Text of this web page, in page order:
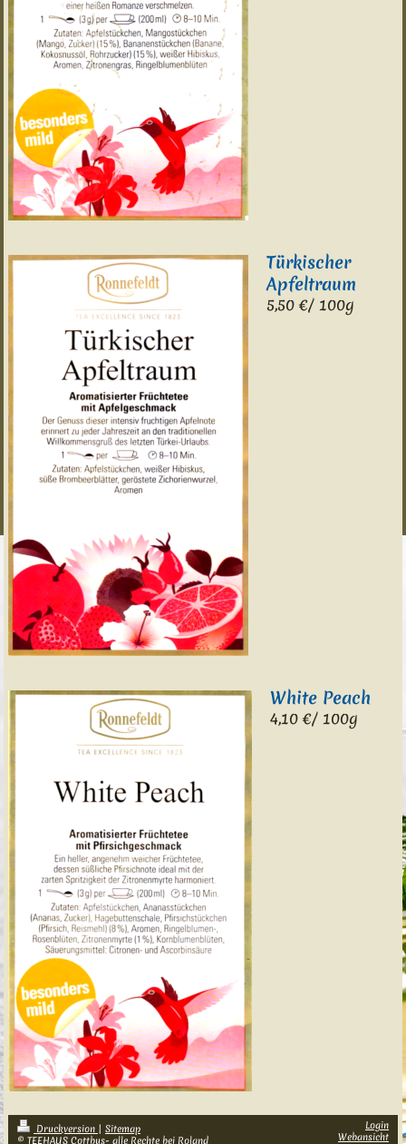
Türkischer
Apfeltraum
5,50 €/ 100g
White Peach
4,10 €/ 100g
Druckversion | Sitemap
© TEEHAUS Cottbus- alle Rechte bei Roland
Login
Webansicht